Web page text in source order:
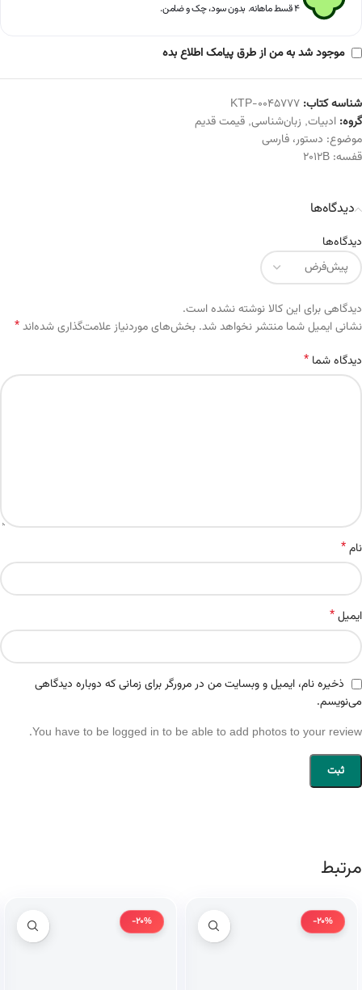
۴ قسط ماهانه. بدون سود، چک و ضامن.
موجود شد به من از طرق پیامک اطلاع بده
شناسه کتاب: KTP-0045777
گروه: ادبیات, زبان‌شناسی, قیمت قدیم
موضوع: دستور، فارسی
قفسه: 2012B
دیدگاه‌ها
دیدگاه‌ها
دیدگاهی برای این کالا نوشته نشده است.
نشانی ایمیل شما منتشر نخواهد شد. بخش‌های موردنیاز علامت‌گذاری شده‌اند*
دیدگاه شما *
نام*
ایمیل*
ذخیره نام، ایمیل و وبسایت من در مرورگر برای زمانی که دوباره دیدگاهی
می‌نویسم.
You have to be logged in to be able to add photos to your review.
Alternative:
مرتبط
-20%
-20%